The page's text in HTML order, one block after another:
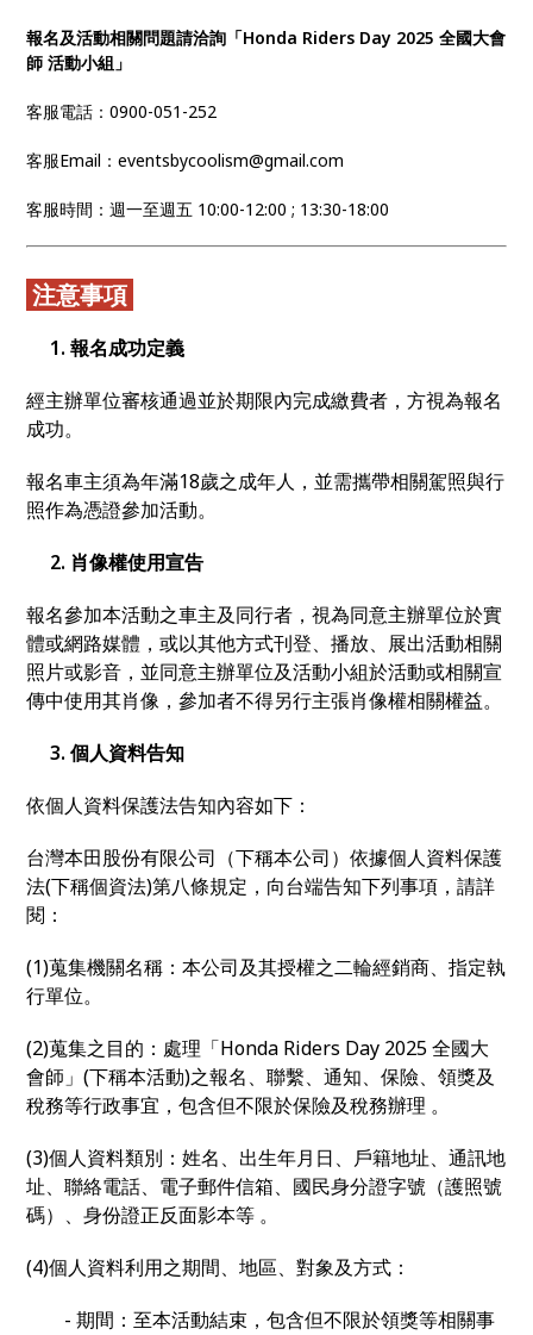
報名及活動相關問題請洽詢「Honda Riders Day 2025 全國大會
師 活動小組」
客服電話：0900-051-252
客服Email：eventsbycoolism@gmail.com
客服時間：週一至週五 10:00-12:00 ; 13:30-18:00
注意事項
1. 報名成功定義
經主辦單位審核通過並於期限內完成繳費者，方視為報名
成功。
報名車主須為年滿18歲之成年人，並需攜帶相關駕照與行
照作為憑證參加活動。
2. 肖像權使用宣告
報名參加本活動之車主及同行者，視為同意主辦單位於實
體或網路媒體，或以其他方式刊登、播放、展出活動相關
照片或影音，並同意主辦單位及活動小組於活動或相關宣
傳中使用其肖像，參加者不得另行主張肖像權相關權益。
3. 個人資料告知
依個人資料保護法告知內容如下：
台灣本田股份有限公司（下稱本公司）依據個人資料保護
法(下稱個資法)第八條規定，向台端告知下列事項，請詳
閱：
(1)蒐集機關名稱：本公司及其授權之二輪經銷商、指定執
行單位。
(2)蒐集之目的：處理「Honda Riders Day 2025 全國大
會師」(下稱本活動)之報名、聯繫、通知、保險、領獎及
稅務等行政事宜，包含但不限於保險及稅務辦理 。
(3)個人資料類別：姓名、出生年月日、戶籍地址、通訊地
址、聯絡電話、電子郵件信箱、國民身分證字號（護照號
碼）、身份證正反面影本等 。
(4)個人資料利用之期間、地區、對象及方式：
- 期間：至本活動結束，包含但不限於領獎等相關事